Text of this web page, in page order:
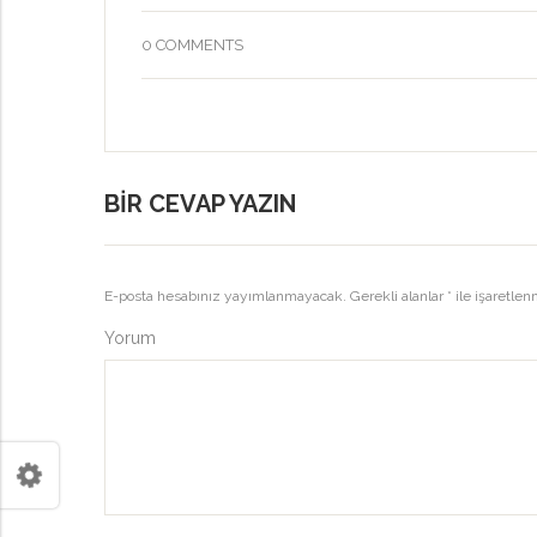
0 COMMENTS
BIR CEVAP YAZIN
E-posta hesabınız yayımlanmayacak. Gerekli alanlar * ile
Yorum